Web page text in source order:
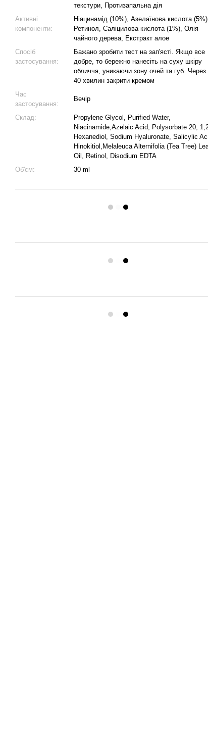
текстури, Протизапальна дія
Активні
компоненти:
Ніацинамід (10%), Азелаїнова кислота
Ретинол, Саліцилова кислота (1%), Олія
чайного дерева, Екстракт алое
Спосіб
застосування:
Бажано зробити тест на зап'ясті. Якщо все
добре, то бережно нанесіть на суху шкіру
обличчя, уникаючи зону очей та губ. Через
40 хвилин закрити кремом
Час
застосування:
Вечір
Склад:
Propylene Glycol, Purified Water,
Niacinamide,Azelaic Acid, Polysorbate 20,
Hexanediol, Sodium Hyaluronate, Salicylic
Hinokitiol,Melaleuca Alternifolia (Tea Tree)
Oil, Retinol, Disodium EDTA
Об'єм:
30 ml